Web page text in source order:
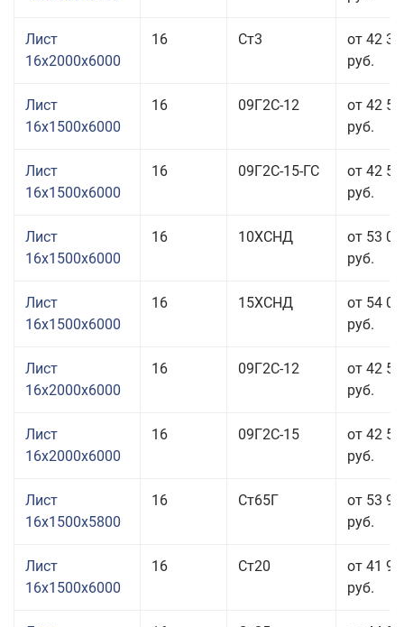
Лист
16x2000x6000
16 Ст3
от 42
руб.
Лист
16x1500x6000
16 09Г2С-12
от 42
руб.
Лист
16x1500x6000
16 09Г2С-15-ГС
от 42
руб.
Лист
16x1500x6000
16 10ХСНД
от 53
руб.
Лист
16x1500x6000
16 15ХСНД
от 54
руб.
Лист
16x2000x6000
16 09Г2С-12
от 42
руб.
Лист
16x2000x6000
16 09Г2С-15
от 42
руб.
Лист
16x1500x5800
16 Ст65Г
от 53
руб.
Лист
16x1500x6000
16 Ст20
от 41
руб.